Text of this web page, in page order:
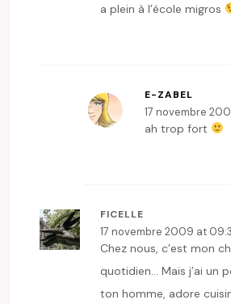
a plein à l’école migros
E-ZABEL
17 novembre
ah trop fort
FICELLE
17 novembre 2009 at
Chez nous, c’est mon
quotidien… Mais j’ai un
ton homme, adore